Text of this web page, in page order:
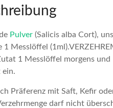
Pulver (Salicis alba Cort),
1 Messlöffel
1 Messlöffel morgens
ein.
Präferenz mit Saft, Kefir
darf nicht